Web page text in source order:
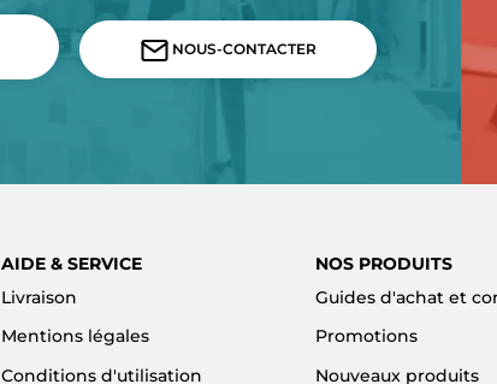
NOUS-CONTACTER
AIDE & SERVICE
Livraison
Mentions légales
Conditions d'utilisation
NOS PRODUITS
Guides d'achat et
Promotions
Nouveaux produits